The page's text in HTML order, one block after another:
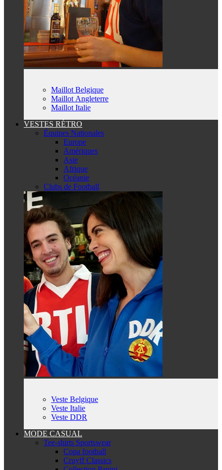
Maillot Belgique
Maillot Angleterre
Maillot Italie
VESTES RÉTRO
Équipes Nationales
Europe
Amériques
Asie
Afrique
Océanie
Clubs de Football
Veste Belgique
Veste Italie
Veste DDR
MODE CASUAL
Tee-shirts Sportswear
Copa football
Cruyff Classics